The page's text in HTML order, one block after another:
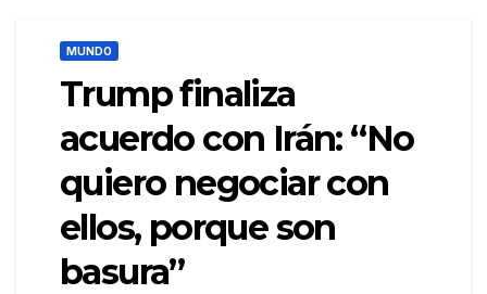
MUNDO
Trump finaliza
acuerdo con Irán: “No
quiero negociar con
ellos, porque son
basura”